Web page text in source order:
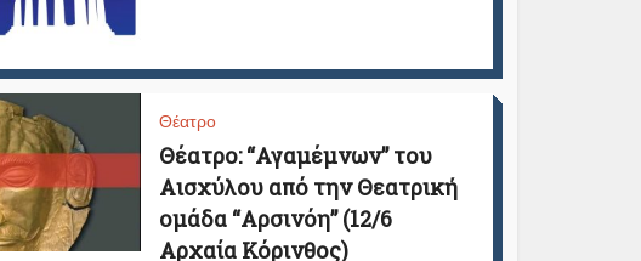
Θέατρο
Θέατρο: “Αγαμέμνων” του
Αισχύλου από την Θεατρική
ομάδα “Αρσινόη” (12/6
Αρχαία Κόρινθος)